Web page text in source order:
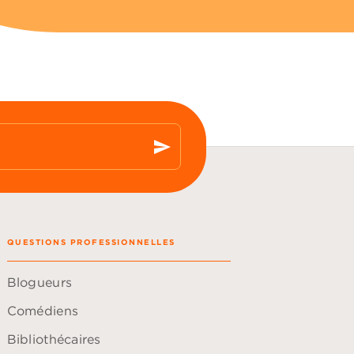
send
QUESTIONS PROFESSIONNELLES
Blogueurs
Comédiens
Bibliothécaires